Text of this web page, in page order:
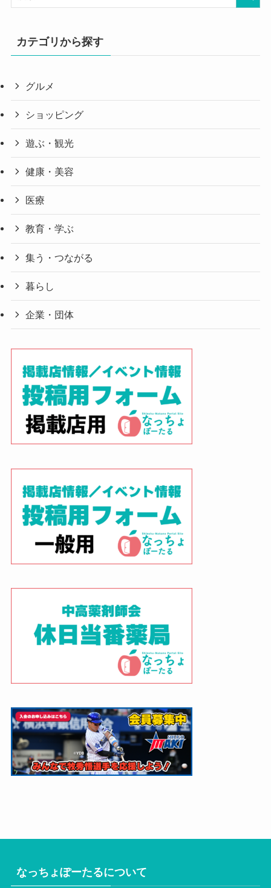
カテゴリから探す
グルメ
ショッピング
遊ぶ・観光
健康・美容
医療
教育・学ぶ
集う・つながる
暮らし
企業・団体
なっちょぽーたるについて